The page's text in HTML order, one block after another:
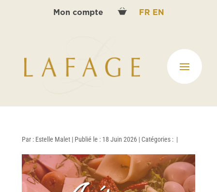
Mon compte FR EN
Par : Estelle Malet | Publié le : 18 Juin 2026 | Catégories : |